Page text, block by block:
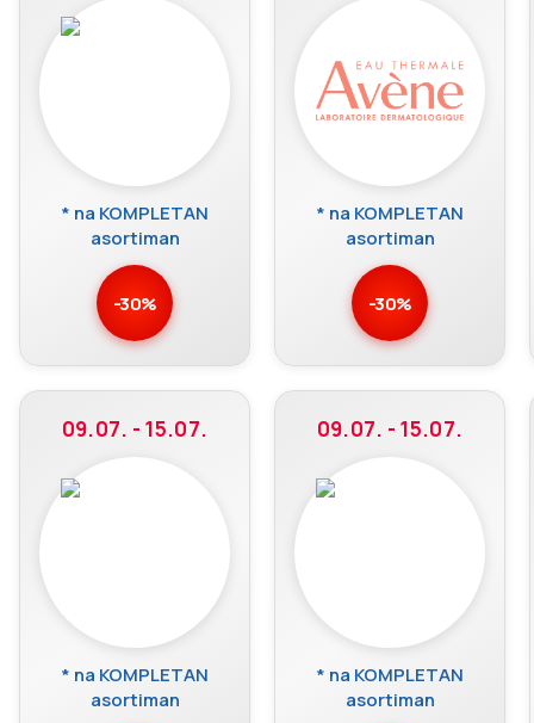
* na KOMPLETAN
asortiman
-30%
* na KOMPLETAN
asortiman
-30%
09.07. - 15.07.
* na KOMPLETAN
asortiman
09.07. - 15.07.
* na KOMPLETAN
asortiman